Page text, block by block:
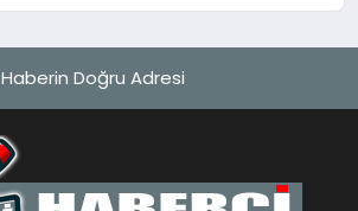
Haberin Doğru Adresi